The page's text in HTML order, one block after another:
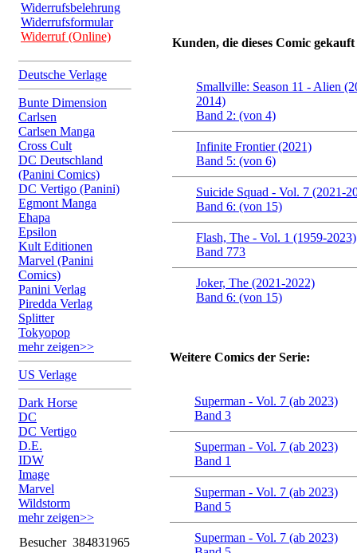
Widerrufsbelehrung
Widerrufsformular
Widerruf (Online)
Deutsche Verlage
Bunte Dimension
Carlsen
Carlsen Manga
Cross Cult
DC Deutschland
(Panini Comics)
DC Vertigo (Panini)
Egmont Manga
Ehapa
Epsilon
Kult Editionen
Marvel (Panini
Comics)
Panini Verlag
Piredda Verlag
Splitter
Tokyopop
mehr zeigen>>
US Verlage
Dark Horse
DC
DC Vertigo
D.E.
IDW
Image
Marvel
Wildstorm
mehr zeigen>>
Besucher 384831965
Kunden, die dieses Comic
Smallville: Season 11 - Alien
2014)
Band 2: (von 4)
Infinite Frontier (2021)
Band 5: (von 6)
Suicide Squad - Vol. 7 (2021-
Band 6: (von 15)
Flash, The - Vol. 1 (1959-2023)
Band 773
Joker, The (2021-2022)
Band 6: (von 15)
Weitere Comics der Serie:
Superman - Vol. 7 (ab 2023)
Band 3
Superman - Vol. 7 (ab 2023)
Band 1
Superman - Vol. 7 (ab 2023)
Band 5
Superman - Vol. 7 (ab 2023)